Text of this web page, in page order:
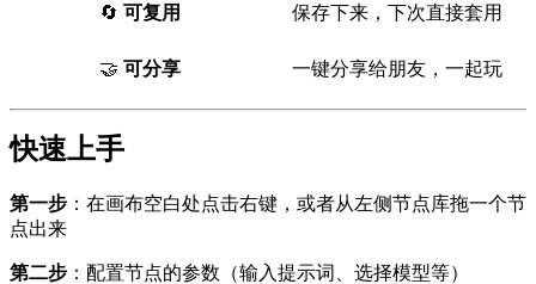
🔄 可复用 保存下来，下次直接套用
🤝 可分享 一键分享给朋友，一起玩
快速上手
第一步 ：在画布空白处点击右键，或者从左侧节点库拖一个节
点出来
第二步 ：配置节点的参数（输入提示词、选择模型等）